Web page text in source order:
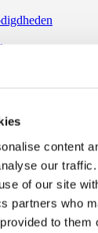
content
our
of our site
partners who
to them
silicone
gallerij